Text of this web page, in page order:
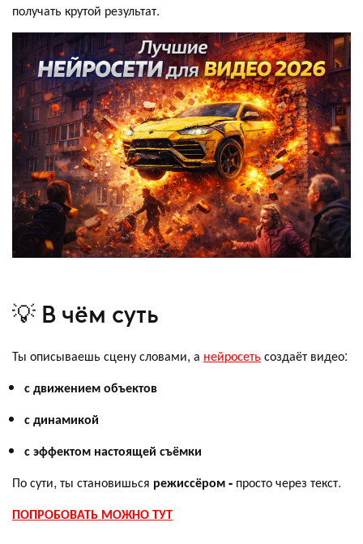
получать крутой результат.
💡 В чём суть
Ты описываешь сцену словами, а нейросеть создаёт видео:
с движением объектов
с динамикой
с эффектом настоящей съёмки
По сути, ты становишься режиссёром - просто через текст.
ПОПРОБОВАТЬ МОЖНО ТУТ